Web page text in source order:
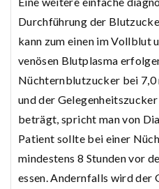
Durchführung der
kann zum einen im Vollblut
venösen Blutplasma
Nüchternblutzucker bei
und der
beträgt, spricht man von
Patient sollte bei einer
mindestens 8 Stunden vor
essen. Andernfalls wird der